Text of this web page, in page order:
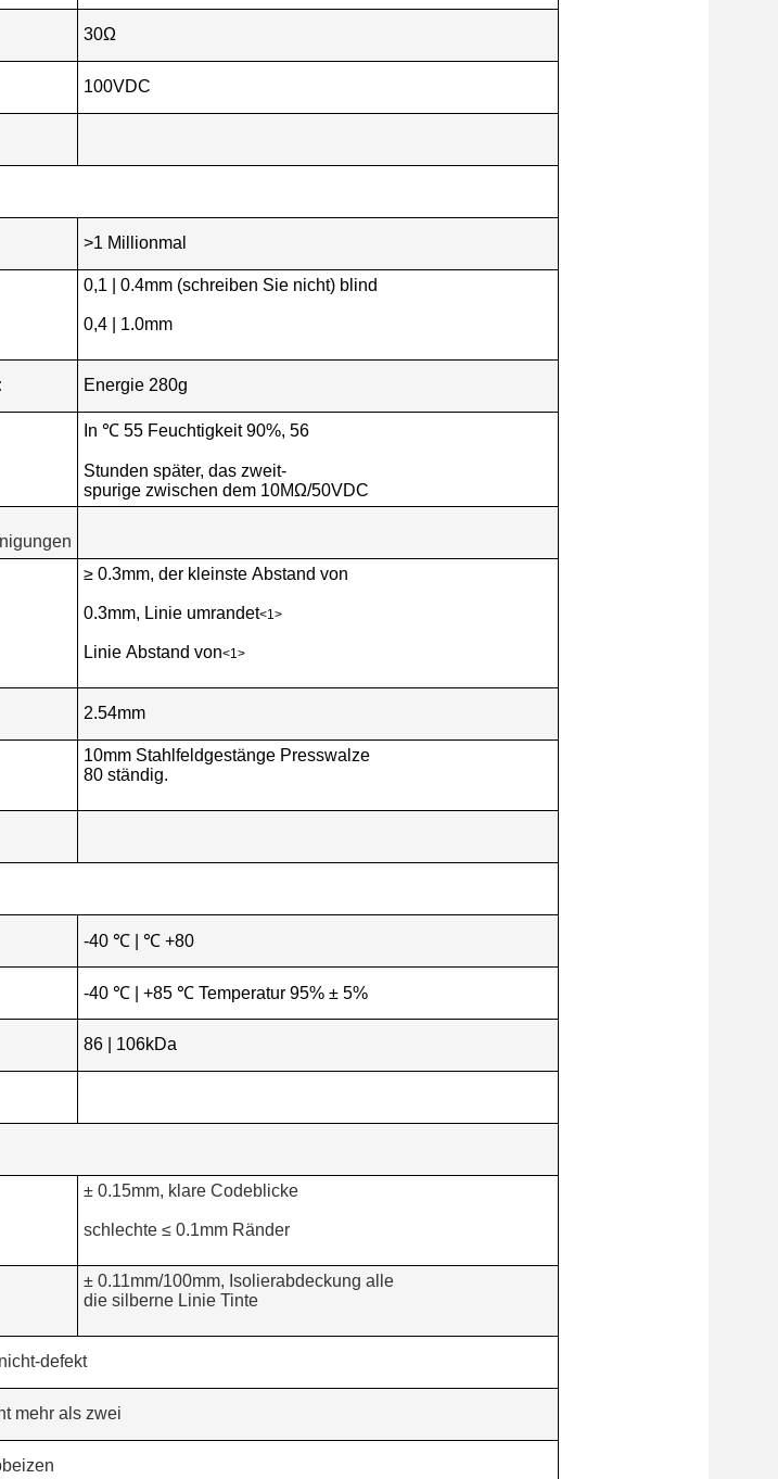
30Ω
100VDC
>1 Millionmal
0,1 | 0.4mm (schreiben Sie nicht) blind
0,4 | 1.0mm
Energie 280g
In ℃ 55 Feuchtigkeit 90%, 56
Stunden später, das zweit-
spurige zwischen dem 10MΩ/50VDC
≥ 0.3mm, der kleinste Abstand von
0.3mm, Linie umrandet<1>
Linie Abstand von<1>
2.54mm
10mm Stahlfeldgestänge Presswalze
80 ständig.
-40 ℃ | ℃ +80
-40 ℃ | +85 ℃ Temperatur 95% ± 5%
86 | 106kDa
± 0.15mm, klare Codeblicke
schlechte ≤ 0.1mm Ränder
± 0.11mm/100mm, Isolierabdeckung alle
die silberne Linie Tinte
defekt
mehr als zwei